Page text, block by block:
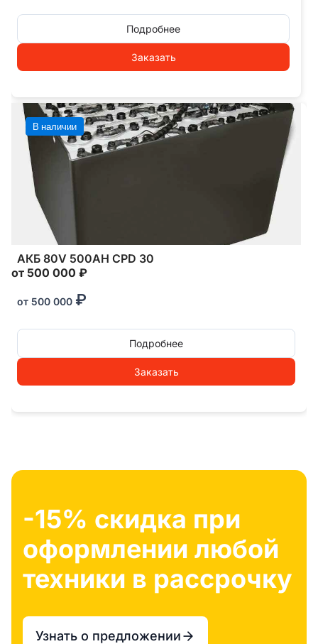
Подробнее
Заказать
В наличии
АКБ 80V 500AH CPD 30
от 500 000 ₽
от 500 000 ₽
Подробнее
Заказать
-15% скидка при
оформлении любой
техники в рассрочку
Узнать о предложении